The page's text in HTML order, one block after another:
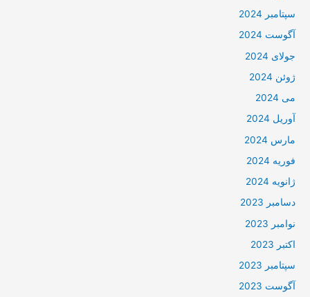
سپتامبر 2024
آگوست 2024
جولای 2024
ژوئن 2024
می 2024
آوریل 2024
مارس 2024
فوریه 2024
ژانویه 2024
دسامبر 2023
نوامبر 2023
اکتبر 2023
سپتامبر 2023
آگوست 2023